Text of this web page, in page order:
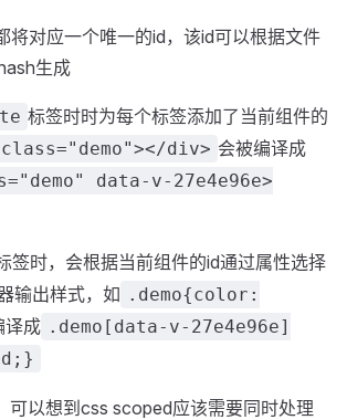
将对应一个唯一的id，该id可以根据文件
生成
标签时时为每个标签添加了当前组件的
div> 会被编译成
data-v-27e4e96e>
签时，会根据当前组件的id通过属性选择
输出样式，如 .demo{color:
译成 .demo[data-v-27e4e96e]
可以想到css scoped应该需要同时处理